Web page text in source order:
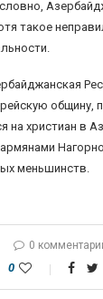
такое
общину,
на христиан в
меньшинств.
0
0